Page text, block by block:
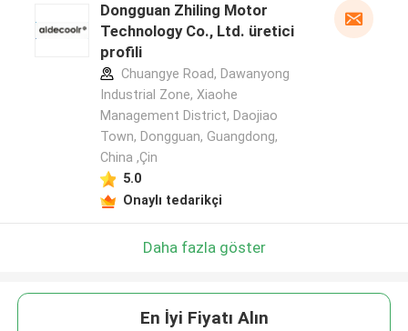
Dongguan Zhiling Motor
Technology Co., Ltd. üretici
profili
Chuangye Road, Dawanyong
Industrial Zone, Xiaohe
Management District, Daojiao
Town, Dongguan, Guangdong,
China ,Çin
5.0
Onaylı tedarikçi
Daha fazla göster
En İyi Fiyatı Alın